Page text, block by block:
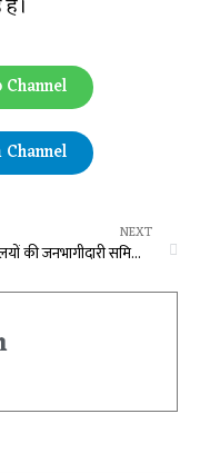
NEXT
महाविद्यालयों की जनभागीदारी समिति में राजनैतिक नियुक्तियां निरस्त